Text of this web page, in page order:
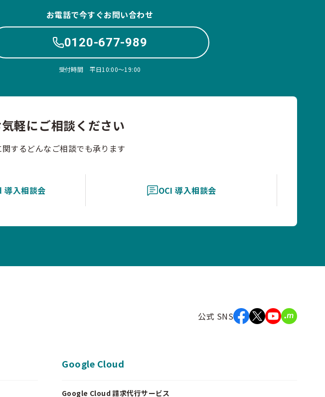
お電話で今すぐお問い合わせ
0120-677-989
受付時間 平日10:00〜19:00
軽にご相談ください
するどんなご相談でも承ります
入相談会 OCI 導入相談会
公式 SNS
Google Cloud
Google Cloud 請求代行サービス